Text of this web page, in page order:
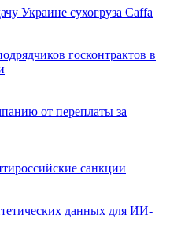
Украине сухогруза Caffa
госконтрактов в
от переплаты за
санкции
данных для ИИ-